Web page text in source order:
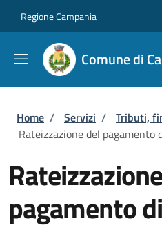
Regione Campania
Comune di
Briciole di pane
Home / Servizi / Tributi,
Rateizzazione del
pagamento